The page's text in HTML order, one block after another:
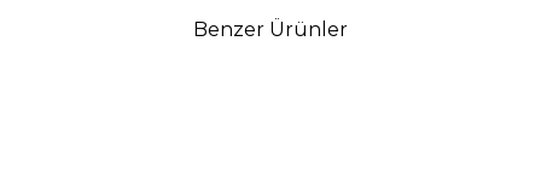
Benzer Ürünler